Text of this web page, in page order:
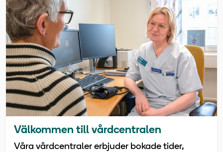
Välkommen till vårdcentralen
Våra vårdcentraler erbjuder bokade tider,